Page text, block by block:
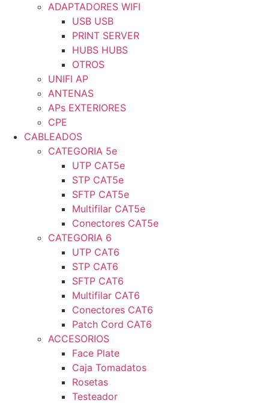
ADAPTADORES WIFI
USB USB
PRINT SERVER
HUBS HUBS
OTROS
UNIFI AP
ANTENAS
APs EXTERIORES
CPE
CABLEADOS
CATEGORIA 5e
UTP CAT5e
STP CAT5e
SFTP CAT5e
Multifilar CAT5e
Conectores CAT5e
CATEGORIA 6
UTP CAT6
STP CAT6
SFTP CAT6
Multifilar CAT6
Conectores CAT6
Patch Cord CAT6
ACCESORIOS
Face Plate
Caja Tomadatos
Rosetas
Testeador